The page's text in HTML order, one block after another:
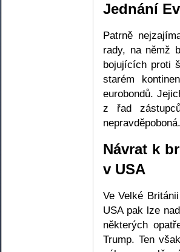
Jednání
Patrně
rady, na němž
bojujících proti
starém
eurobondů.
z řad
nepravděpoboná.
Návrat k
v USA
Ve Velké
USA pak lze
některých
Trump. Ten